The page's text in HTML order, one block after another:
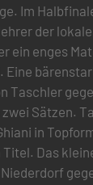
Im
der
ein enges
Eine
Taschler
Sätzen.
in
Das